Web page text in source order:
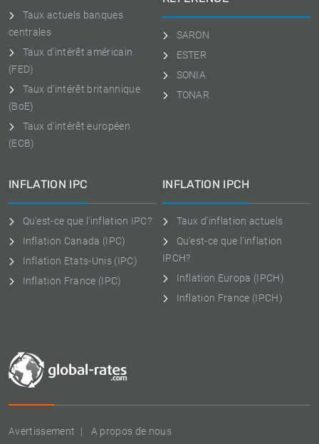
Avertissement A propos de nous
Taux actuels banques
centrales
Taux d'intérêt américain
(FED)
Taux d'intérêt britannique
(BoE)
Taux d'intérêt européen
(ECB)
SARON
ESTER
SONIA
TONAR
INFLATION IPC
Qu'est-ce que l'inflation IPC?
Inflation Canada (IPC)
Inflation Etats-Unis (IPC)
Inflation France (IPC)
INFLATION IPCH
Taux d'inflation actuels
Qu'est-ce que l'inflation
IPCH?
Inflation Europa (IPCH)
Inflation France (IPCH)